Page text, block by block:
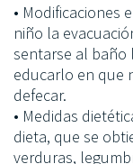
• Modificaciones
niño la
sentarse al baño
educarlo en que
defecar.
• Medidas
dieta, que se
verduras,